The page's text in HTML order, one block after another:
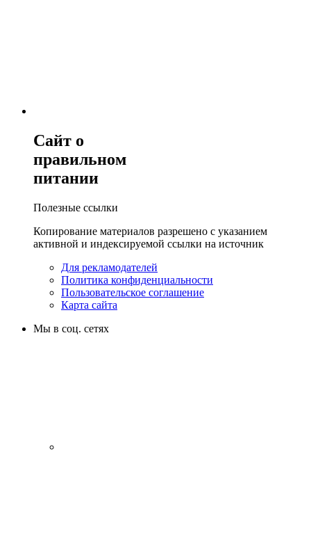
Сайт о
правильном
питании
Полезные ссылки
Копирование материалов разрешено с указанием
активной и индексируемой ссылки на источник
Для рекламодателей
Политика конфиденциальности
Пользовательское соглашение
Карта сайта
Мы в соц. сетях